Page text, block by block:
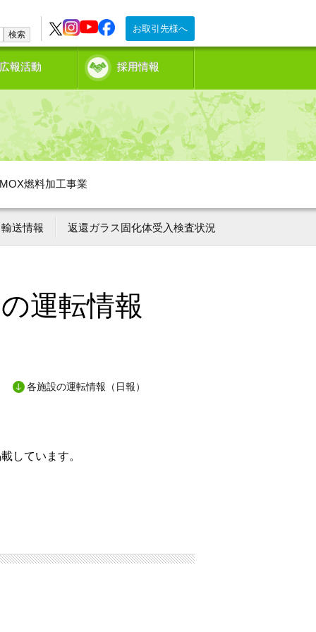
お取引先様へ
検索
報活動 採用情報
燃料加工事業
輸送情報 返還ガラス固化体受入検査状況
運転情報
各施設の運転情報（日報）
しています。